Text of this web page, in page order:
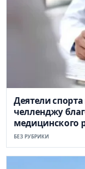
Деятели
челленджу
медицинского
БЕЗ РУБРИКИ